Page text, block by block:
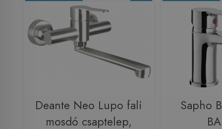
Deante Neo Lupo fali
mosdó csaptelep,
Sapho